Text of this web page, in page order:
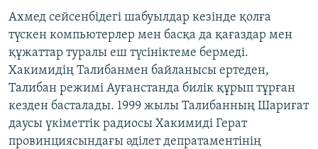
Ахмед сейсенбідегі шабуылдар кезінде қолға
түскен компьютерлер мен басқа да қағаздар мен
құжаттар туралы еш түсініктеме бермеді.
Хакимидің Талибанмен байланысы ертеден,
Талибан режимі Ауғанстанда билік құрып тұрған
кезден басталады. 1999 жылы Талибанның Шариғат
даусы үкіметтік радиосы Хакимиді Герат
провинциясындағы әділет депратаментінің